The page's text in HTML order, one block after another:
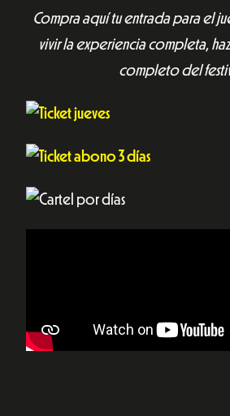
Compra aquí tu entrada para el
vivir la experiencia completa,
completo del